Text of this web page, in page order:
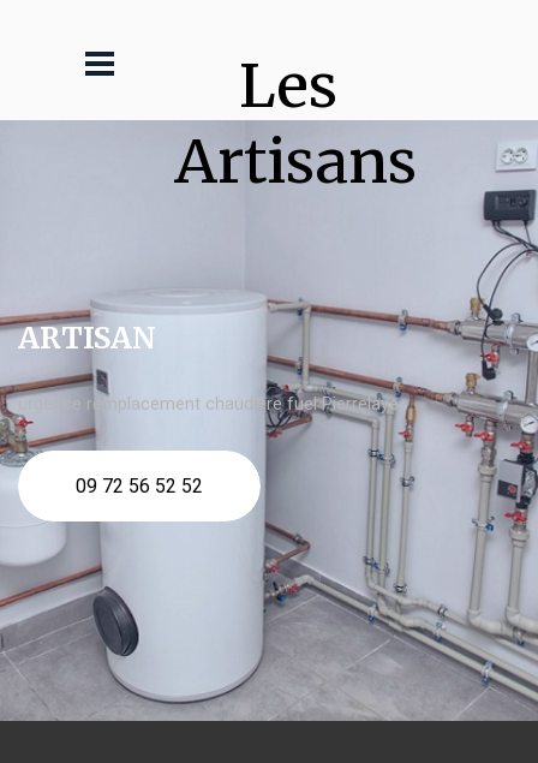
Les
Artisans
ARTISAN
urgence remplacement chaudière fuel Pierrelaye
09 72 56 52 52